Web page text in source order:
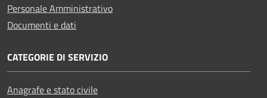
Personale Amministrativo
Documenti e dati
CATEGORIE DI SERVIZIO
Anagrafe e stato civile